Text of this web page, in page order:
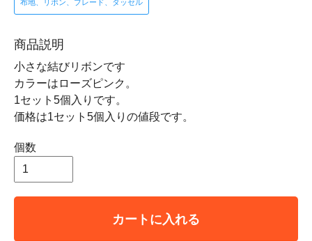
布地、リボン、ブレード、タッセル
商品説明
小さな結びリボンです
カラーはローズピンク。
1セット5個入りです。
価格は1セット5個入りの値段です。
個数
カートに入れる